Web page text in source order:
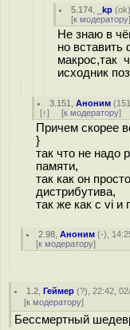
5.174 _kp (ok
[к модератору]
Не знаю в
но вставить
макрос,так
исходник
3.151 ,Аноним (
[↑] [к модератору]
Причем скорее
}
так что не надо
памяти,
так как он
дистрибутива,
так же как с vi и
2.98 ,Аноним (-),
[к модератору]
1.2 ,Геймер (?), 22:42,
[к модератору]
Бессмертный